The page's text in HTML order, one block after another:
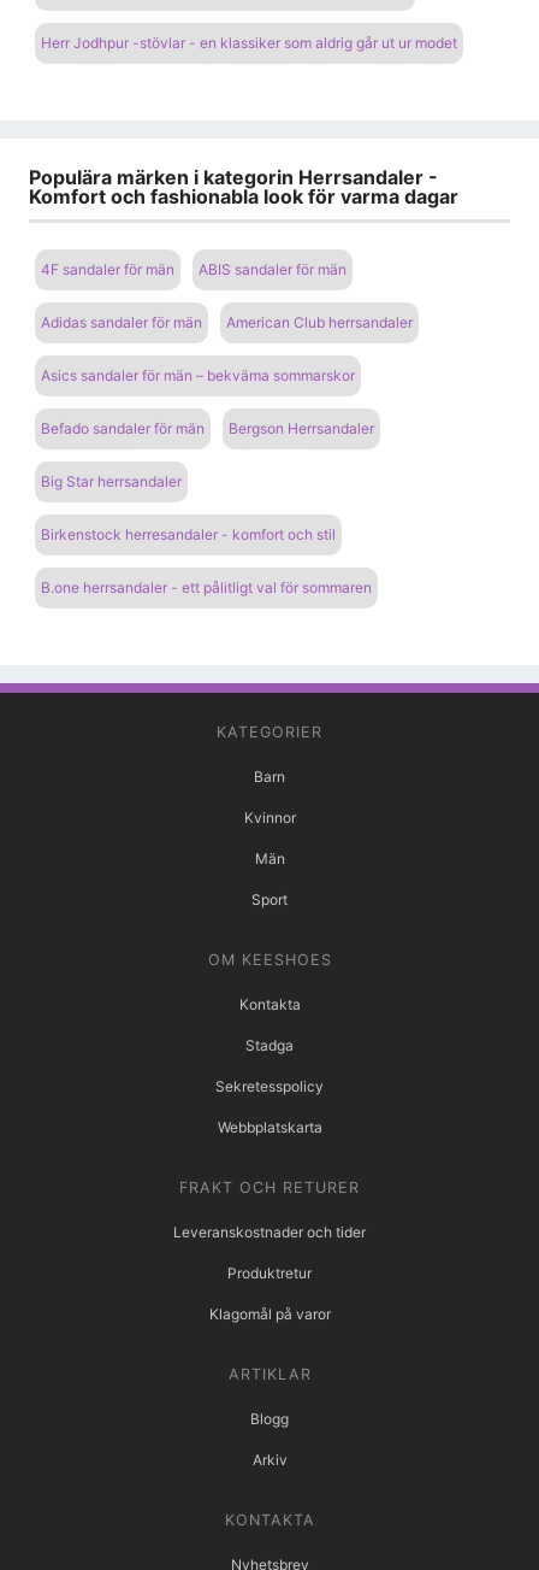
Herr Jodhpur -stövlar - en klassiker som aldrig går ut ur modet
Populära märken i kategorin Herrsandaler -
Komfort och fashionabla look för varma dagar
4F sandaler för män ABIS sandaler för män
Adidas sandaler för män American Club herrsandaler
Asics sandaler för män – bekväma sommarskor
Befado sandaler för män Bergson Herrsandaler
Big Star herrsandaler
Birkenstock herresandaler - komfort och stil
B.one herrsandaler - ett pålitligt val för sommaren
KATEGORIER
Barn
Kvinnor
Män
Sport
OM KEESHOES
Kontakta
Stadga
Sekretesspolicy
Webbplatskarta
FRAKT OCH RETURER
Leveranskostnader och tider
Produktretur
Klagomål på varor
ARTIKLAR
Blogg
Arkiv
KONTAKTA
Nyhetsbrev